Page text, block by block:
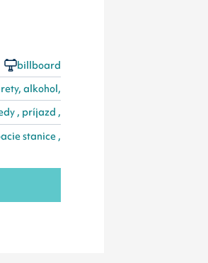
billboard
alkohol,
, príjazd ,
stanice ,